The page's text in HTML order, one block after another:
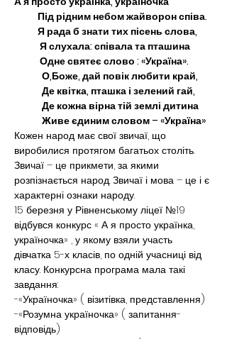
Під рідним небом жайворон співа.
Я рада б знати тих пісень слова,
Я слухала: співала та пташина
Одне святеє слово : «Україна».
О,Боже, дай повік любити край,
Де квітка, пташка і зелений гай,
Де кожна вірна тій землі дитина
Живе єдиним словом – «Україна»
Кожен народ має свої звичаї, що
виробилися протягом багатьох століть.
Звичаї – це прикмети, за якими
розпізнається народ. Звичаї і мова – це і є
характерні ознаки народу.
15 березня у Рівненському ліцеї №19
відбувся конкурс « А я просто українка,
україночка» , у якому взяли участь
дівчатка 5-х класів, по одній учасниці від
класу. Конкурсна програма мала такі
завдання:
-«Україночка» ( візитівка, представлення)
-«Розумна україночка» ( запитання-
відповідь)